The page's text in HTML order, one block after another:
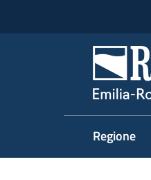
Regione